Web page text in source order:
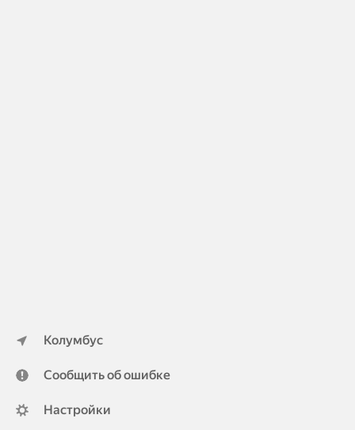
Колумбус
Сообщить об ошибке
Настройки